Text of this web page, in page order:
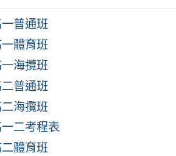
普通班
體育班
海攬班
普通班
海攬班
二考程表
體育班